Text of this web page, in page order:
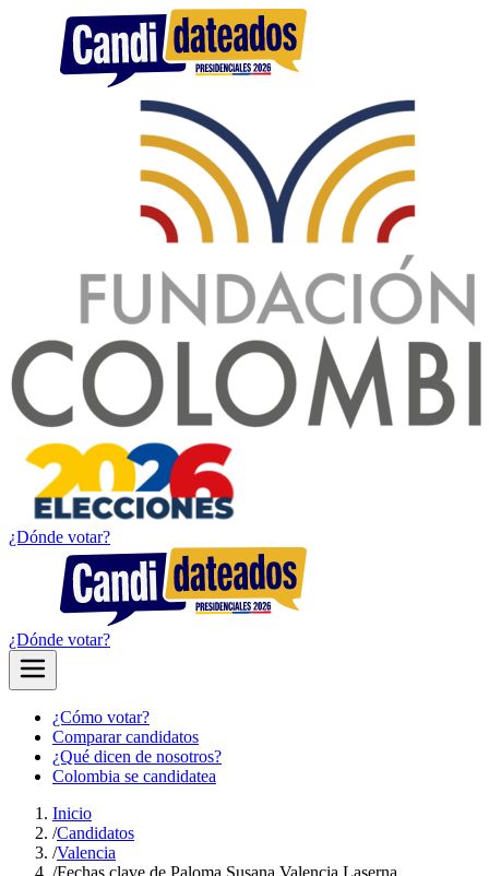
¿Dónde votar?
¿Dónde votar?
¿Cómo votar?
Comparar candidatos
¿Qué dicen de nosotros?
Colombia se candidatea
Inicio
/Candidatos
/Valencia
/Fechas clave de Paloma Susana Valencia Laserna